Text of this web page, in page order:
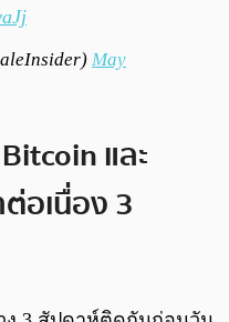
May
และ
อเนื่อง 3